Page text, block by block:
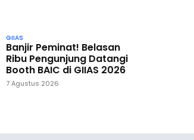
GIIAS
Banjir Peminat! Belasan
Ribu Pengunjung Datangi
Booth BAIC di GIIAS 2026
7 Agustus 2026